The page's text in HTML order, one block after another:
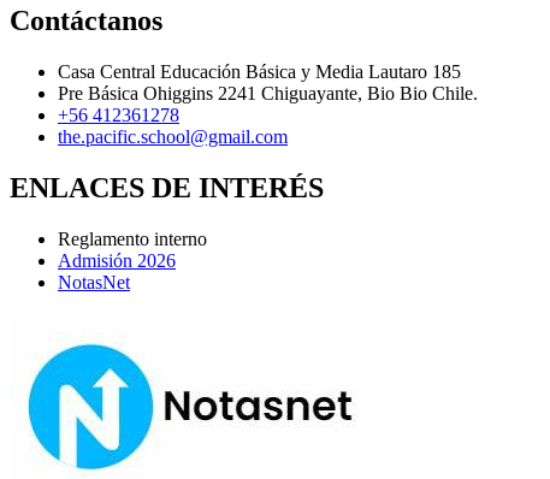
Contáctanos
Casa Central Educación Básica y Media Lautaro 185
Pre Básica Ohiggins 2241 Chiguayante, Bio Bio Chile.
+56 412361278
the.pacific.school@gmail.com
ENLACES DE INTERÉS
Reglamento interno
Admisión 2026
NotasNet